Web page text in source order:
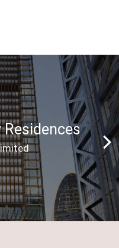
，令英鎊及日元匯價出現波
用作投資，必須經常留意匯
出或出租等部署。
熟悉當地買賣物業的稅項。
稅率可能較香港高；有些國
就外國人買賣物業額外抽
收入稅。當地的稅務政策也
當地銀行為主，沒有本地銀
同銀行的按揭成數、息率、
慮將持有的海外物業為您未
Residences